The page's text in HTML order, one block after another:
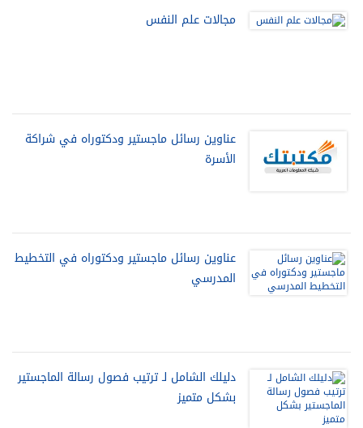
مجالات علم النفس
عناوين رسائل ماجستير ودكتوراه في شراكة
الأسرة
عناوين رسائل ماجستير ودكتوراه في التخطيط
المدرسي
دليلك الشامل لـ ترتيب فصول رسالة الماجستير
بشكل متميز